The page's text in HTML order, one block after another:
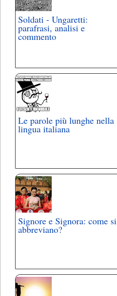
Soldati - Ungaretti:
parafrasi, analisi e
commento
Le parole più lunghe nella
lingua italiana
Signore e Signora: come si
abbreviano?